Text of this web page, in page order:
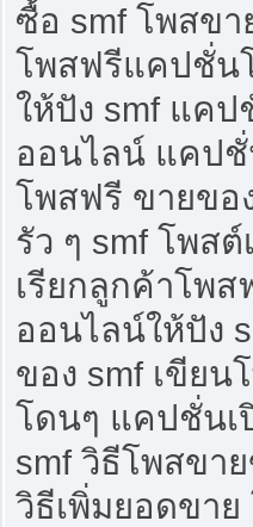
ซื้อ smf โพสข
โพสฟรีแคปชั่น
ให้ปัง smf แค
ออนไลน์ แคป
โพสฟรี ขายขอ
รัว ๆ smf โพส
เรียกลูกค้าโพส
ออนไลน์ให้ปัง
ของ smf เขียน
โดนๆ แคปชั่นเ
smf วิธีโพสขา
วิธีเพิ่มยอดขาย